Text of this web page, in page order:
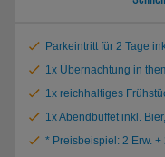
Parkeintritt für 2 Tage
1x Übernachtung in
1x reichhaltiges
1x Abendbuffet inkl.
* Preisbeispiel: 2 Erw. +